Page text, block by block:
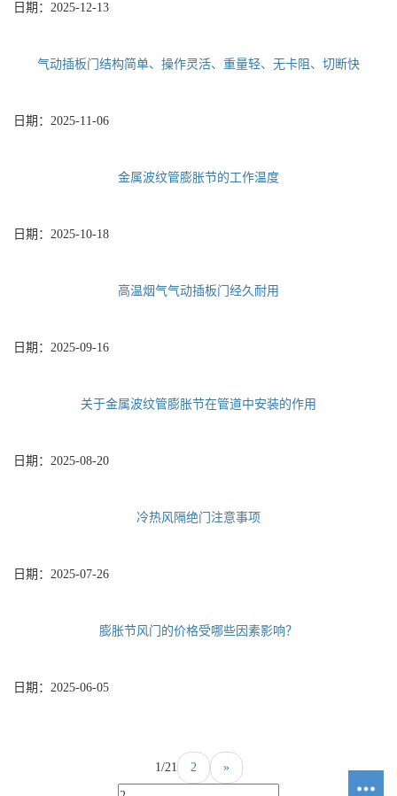
日期： 2025-12-13
气动插板门结构简单、操作灵活、重量轻、无卡阻、切断快
日期： 2025-11-06
金属波纹管膨胀节的工作温度
日期： 2025-10-18
高温烟气气动插板门经久耐用
日期： 2025-09-16
关于金属波纹管膨胀节在管道中安装的作用
日期： 2025-08-20
冷热风隔绝门注意事项
日期： 2025-07-26
膨胀节风门的价格受哪些因素影响？
日期： 2025-06-05
1/21 2 »